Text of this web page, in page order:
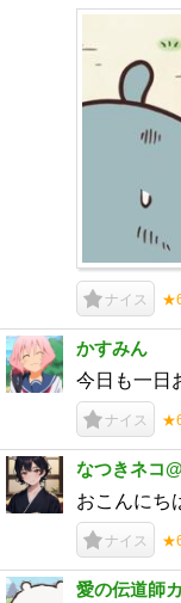
ナイス
かすみん
今日も一日
ナイス
なつきネコ
おこんにち
ナイス
愛の伝道師